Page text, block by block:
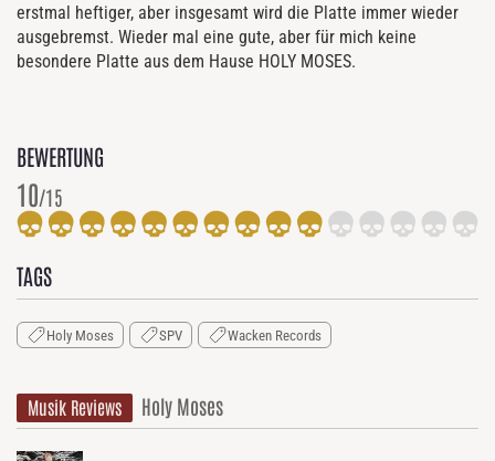
erstmal heftiger, aber insgesamt wird die Platte immer wieder
ausgebremst. Wieder mal eine gute, aber für mich keine
besondere Platte aus dem Hause HOLY MOSES.
BEWERTUNG
10/15
TAGS
Holy Moses SPV Wacken Records
Musik Reviews Holy Moses